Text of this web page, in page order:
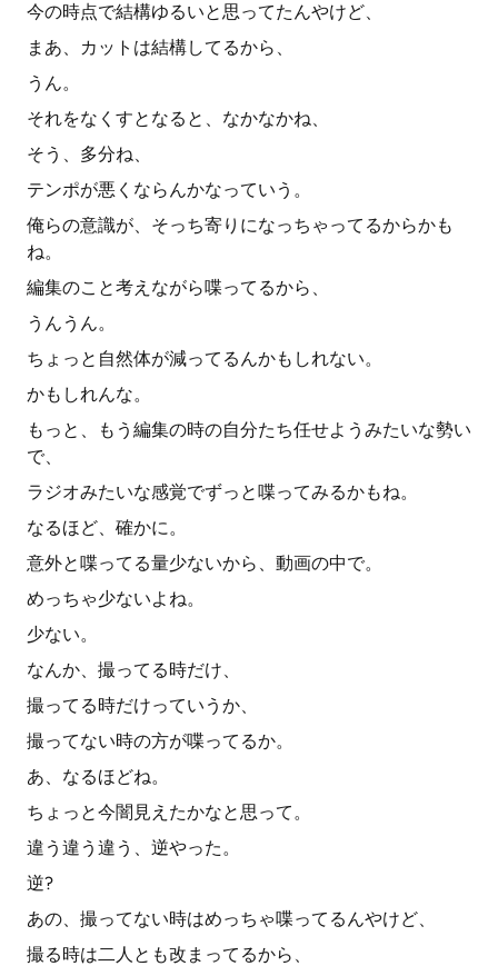
今の時点で結構ゆるいと思ってたんやけど、
まあ、カットは結構してるから、
うん。
それをなくすとなると、なかなかね、
そう、多分ね、
テンポが悪くならんかなっていう。
俺らの意識が、そっち寄りになっちゃってるからかも
ね。
編集のこと考えながら喋ってるから、
うんうん。
ちょっと自然体が減ってるんかもしれない。
かもしれんな。
もっと、もう編集の時の自分たち任せようみたいな勢い
で、
ラジオみたいな感覚でずっと喋ってみるかもね。
なるほど、確かに。
意外と喋ってる量少ないから、動画の中で。
めっちゃ少ないよね。
少ない。
なんか、撮ってる時だけ、
撮ってる時だけっていうか、
撮ってない時の方が喋ってるか。
あ、なるほどね。
ちょっと今闇見えたかなと思って。
違う違う違う、逆やった。
逆?
あの、撮ってない時はめっちゃ喋ってるんやけど、
撮る時は二人とも改まってるから、